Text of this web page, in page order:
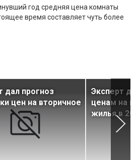
год средняя цена комнаты
время составляет чуть более
дал прогноз
цен на вторичное
Эксперт
ценам на
жилья в